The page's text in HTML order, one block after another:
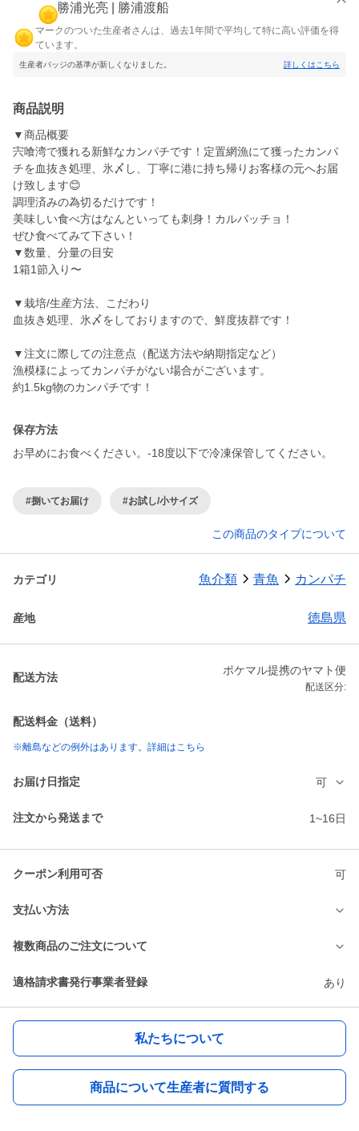
勝浦光亮 | 勝浦渡船
マークのついた生産者さんは、過去1年間で平均して特に高い評価を得
ています。
生産者バッジの基準が新しくなりました。 詳しくはこちら
商品説明
▼商品概要
宍喰湾で獲れる新鮮なカンパチです！定置網漁にて獲ったカンパ
チを血抜き処理、氷〆し、丁寧に港に持ち帰りお客様の元へお届
け致します😊
調理済みの為切るだけです！
美味しい食べ方はなんといっても刺身！カルパッチョ！
ぜひ食べてみて下さい！
▼数量、分量の目安
1箱1節入り〜
▼栽培/生産方法、こだわり
血抜き処理、氷〆をしておりますので、鮮度抜群です！
▼注文に際しての注意点（配送方法や納期指定など）
漁模様によってカンパチがない場合がございます。
約1.5kg物のカンパチです！
保存方法
お早めにお食べください。-18度以下で冷凍保管してください。
#捌いてお届け #お試し/小サイズ
この商品のタイプについて
カテゴリ 魚介類 青魚 カンパチ
産地 徳島県
配送方法
ポケマル提携のヤマト便
配送区分:
配送料金（送料）
※離島などの例外はあります。詳細はこちら
お届け日指定 可
注文から発送まで 1~16日
クーポン利用可否 可
支払い方法
複数商品のご注文について
適格請求書発行事業者登録 あり
私たちについて
商品について生産者に質問する